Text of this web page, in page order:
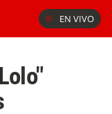
EN VIVO